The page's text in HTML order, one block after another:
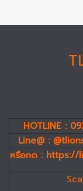
HOTLINE :
Line@ :
หรือกด : https://